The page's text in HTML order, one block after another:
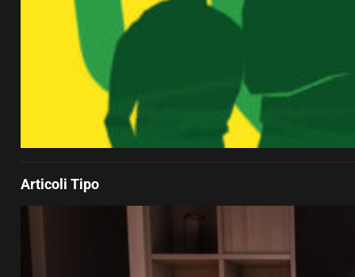
Articoli Tipo